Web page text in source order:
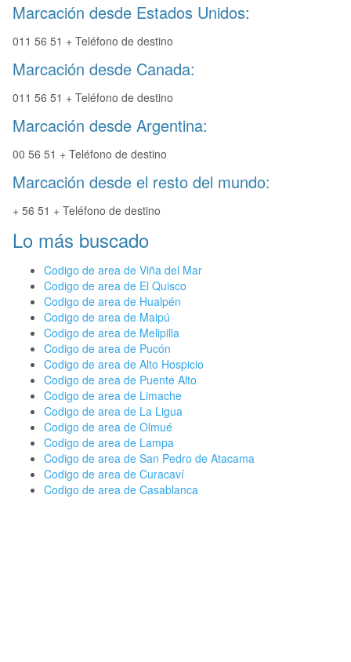
Marcación desde Estados Unidos:
011 56 51 + Teléfono de destino
Marcación desde Canada:
011 56 51 + Teléfono de destino
Marcación desde Argentina:
00 56 51 + Teléfono de destino
Marcación desde el resto del mundo:
+ 56 51 + Teléfono de destino
Lo más buscado
Codigo de area de Viña del Mar
Codigo de area de El Quisco
Codigo de area de Hualpén
Codigo de area de Maipú
Codigo de area de Melipilla
Codigo de area de Pucón
Codigo de area de Alto Hospicio
Codigo de area de Puente Alto
Codigo de area de Limache
Codigo de area de La Ligua
Codigo de area de Olmué
Codigo de area de Lampa
Codigo de area de San Pedro de Atacama
Codigo de area de Curacaví
Codigo de area de Casablanca